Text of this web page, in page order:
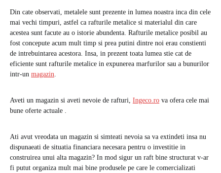
Din cate observati, metalele sunt prezente in lumea noastra inca din cele
mai vechi timpuri, astfel ca rafturile metalice si materialul din care
acestea sunt facute au o istorie abundenta. Rafturile metalice posibil au
fost concepute acum mult timp si prea putini dintre noi erau constienti
de intrebuintarea acestora. Insa, in prezent toata lumea stie cat de
eficiente sunt rafturile metalice in expunerea marfurilor sau a bunurilor
intr-un magazin.
Aveti un magazin si aveti nevoie de rafturi, Ingeco.ro va ofera cele mai
bune oferte actuale .
Ati avut vreodata un magazin si simteati nevoia sa va extindeti insa nu
dispunaeati de situatia financiara necesara pentru o investitie in
construirea unui alta magazin? In mod sigur un raft bine structurat v-ar
fi putut organiza mult mai bine produsele pe care le comercializati